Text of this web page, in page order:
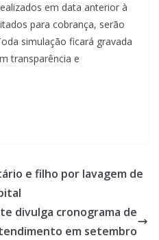
em data anterior à
para cobrança, serão
simulação ficará gravada
transparência e
e filho por lavagem de
divulga cronograma de
em setembro